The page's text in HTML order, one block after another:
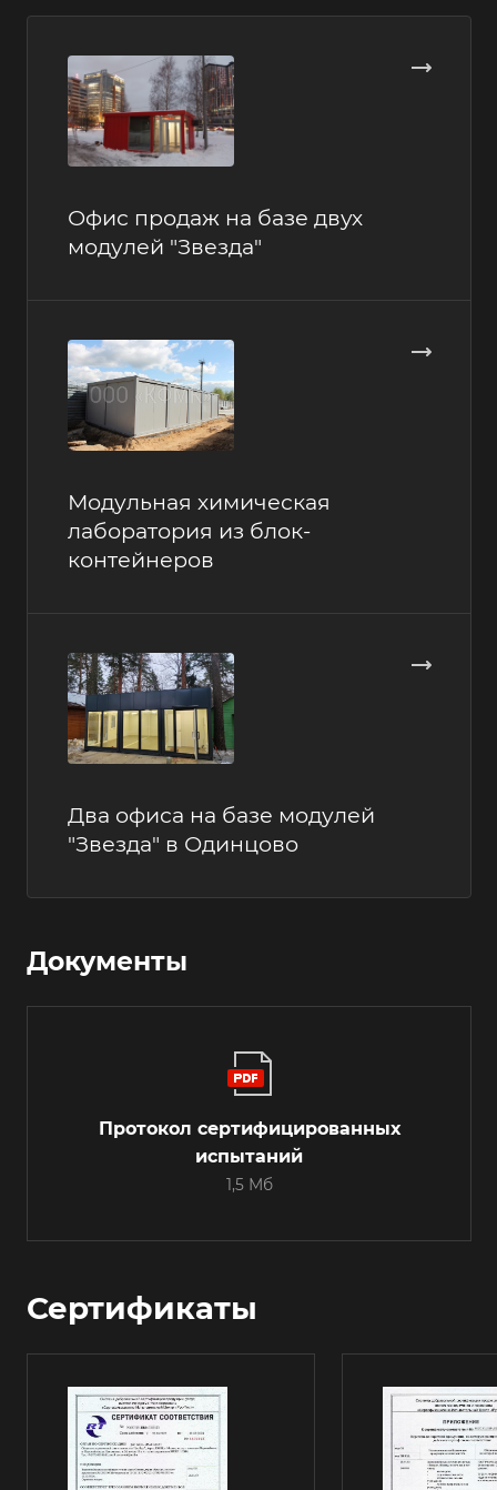
Офис продаж на базе двух
модулей "Звезда"
Модульная химическая
лаборатория из блок-
контейнеров
Два офиса на базе модулей
"Звезда" в Одинцово
Документы
Протокол сертифицированных
испытаний
1,5 Мб
Сертификаты